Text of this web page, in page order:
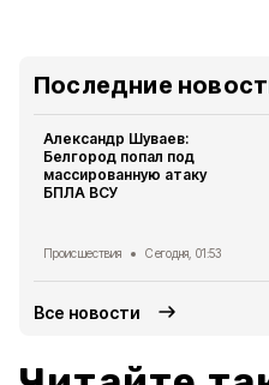
Последние
Александр Шуваев:
Белгород попал под
массированную атаку
БПЛА ВСУ
Происшествия Сегодня, 01:53
Все новости